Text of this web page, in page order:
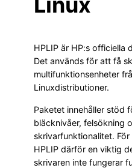
HPLIP är HP:s officiella
Det används för att få
multifunktionsenheter
Linuxdistributioner.
Paketet innehåller stöd
bläcknivåer, felsökning
skrivarfunktionalitet.
HPLIP därför en viktig
skrivaren inte fungerar